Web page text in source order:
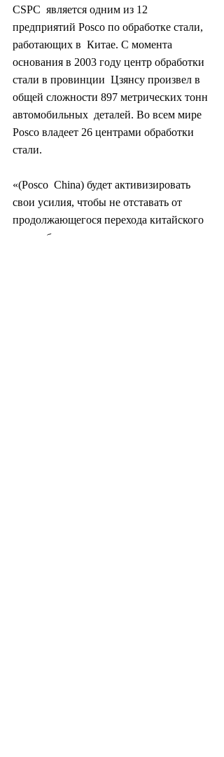
CSPC  является одним из 12
предприятий Posco по обработке стали,
работающих в  Китае. С момента
основания в 2003 году центр обработки
стали в провинции  Цзянсу произвел в
общей сложности 897 метрических тонн
автомобильных  деталей. Во всем мире
Posco владеет 26 центрами обработки
стали.
«(Posco  China) будет активизировать
свои усилия, чтобы не отставать от
продолжающегося перехода китайского
автомобильного рынка на